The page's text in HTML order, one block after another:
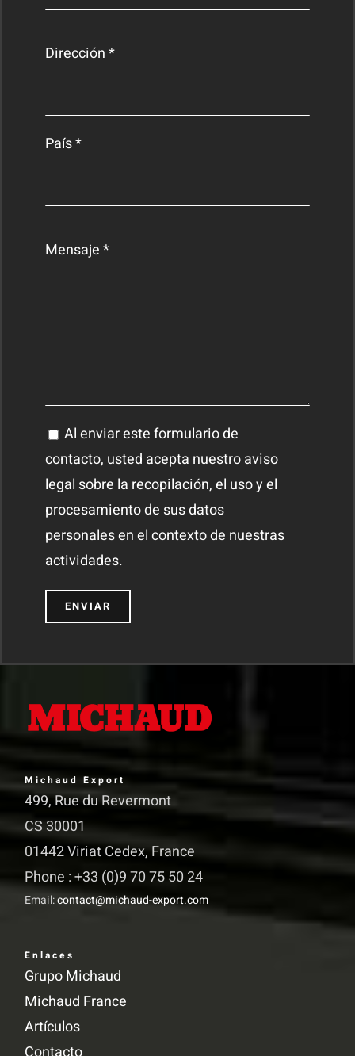
Dirección *
País *
Mensaje *
Al enviar este formulario de
contacto, usted acepta nuestro aviso
legal sobre la recopilación, el uso y el
procesamiento de sus datos
personales en el contexto de nuestras
actividades.
Michaud Export
499, Rue du Revermont
CS 30001
01442 Viriat Cedex, France
Phone : +33 (0)9 70 75 50 24
Email:contact@michaud-export.com
Enlaces
Grupo Michaud
Michaud France
Artículos